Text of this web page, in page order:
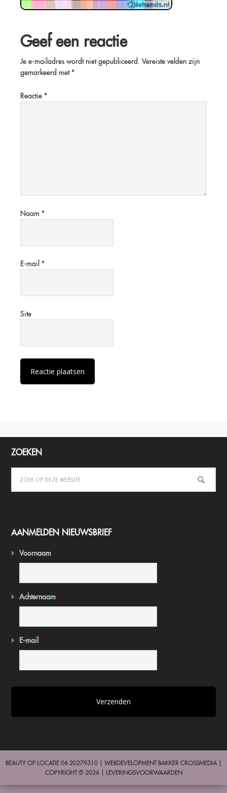
Geef een reactie
Je e-mailadres wordt niet gepubliceerd. Vereiste velden zijn
gemarkeerd met *
Reactie *
Naam *
E-mail *
Site
ZOEKEN
AANMELDEN NIEUWSBRIEF
Voornaam *
Achternaam *
E-mail *
BEAUTY OP LOCATIE 06 20279310 | WEBDEVELOPMENTBAKKER CROSSMEDIA|
COPYRIGHT © 2026 | LEVERINGSVOORWAARDEN